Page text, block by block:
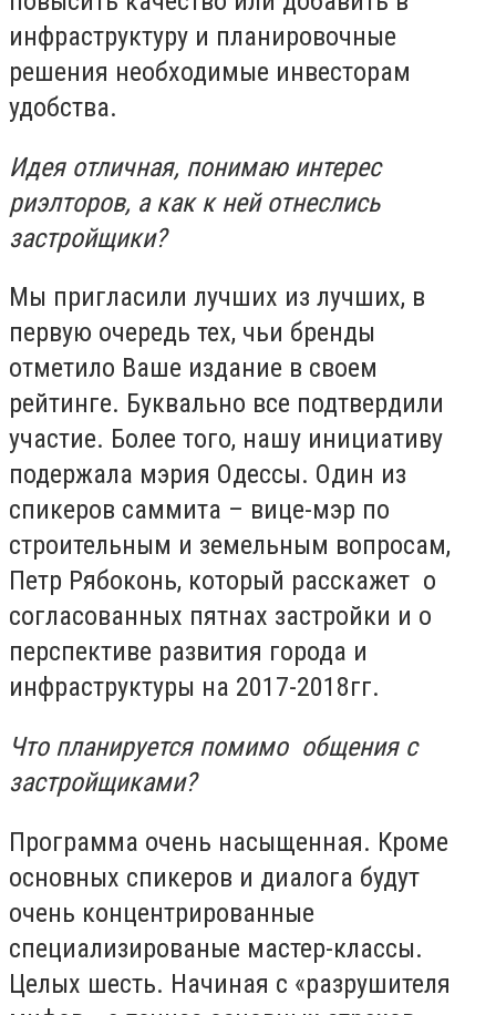
инфраструктуру и планировочные
решения необходимые инвесторам
удобства.
Идея отличная, понимаю интерес
риэлторов, а как к ней отнеслись
застройщики?
Мы пригласили лучших из лучших, в
первую очередь тех, чьи бренды
отметило Ваше издание в своем
рейтинге. Буквально все подтвердили
участие. Более того, нашу инициативу
подержала мэрия Одессы. Один из
спикеров саммита – вице-мэр по
строительным и земельным вопросам,
Петр Рябоконь, который расскажет о
согласованных пятнах застройки и о
перспективе развития города и
инфраструктуры на 2017-2018гг.
Что планируется помимо общения с
застройщиками?
Программа очень насыщенная. Кроме
основных спикеров и диалога будут
очень концентрированные
специализированые мастер-классы.
Целых шесть. Начиная с «разрушителя